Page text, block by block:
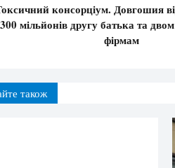
консорціум. Довгошия
300 мільйонів другу батька та
фірмам
також